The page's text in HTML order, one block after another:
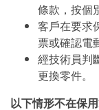
條款，按個
客戶在要求
票或確認電
經技術員判
更換零件。
以下情形不在保用